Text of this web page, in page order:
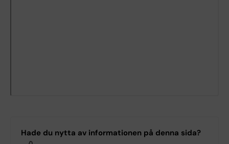
Hade du nytta av informationen på denna sida?